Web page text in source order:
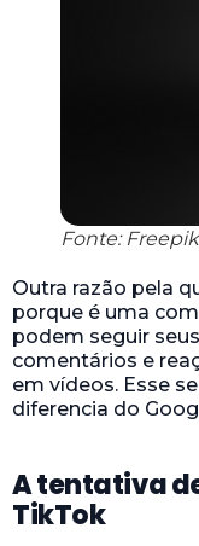
Fonte: Freepik
Outra razão pela
porque é uma
podem seguir
comentários e
em vídeos. Esse
diferencia do
A tentativa
TikTok